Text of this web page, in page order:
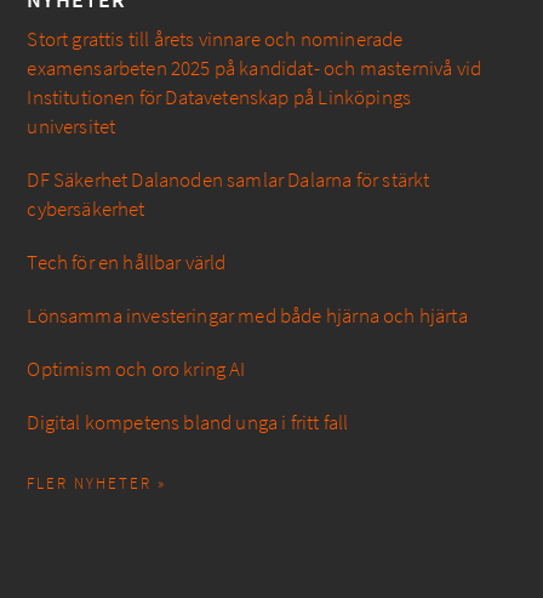
Stort grattis till årets vinnare och nominerade
examensarbeten 2025 på kandidat- och masternivå vid
Institutionen för Datavetenskap på Linköpings
universitet
DF Säkerhet Dalanoden samlar Dalarna för stärkt
cybersäkerhet
Tech för en hållbar värld
Lönsamma investeringar med både hjärna och hjärta
Optimism och oro kring AI
Digital kompetens bland unga i fritt fall
FLER NYHETER »